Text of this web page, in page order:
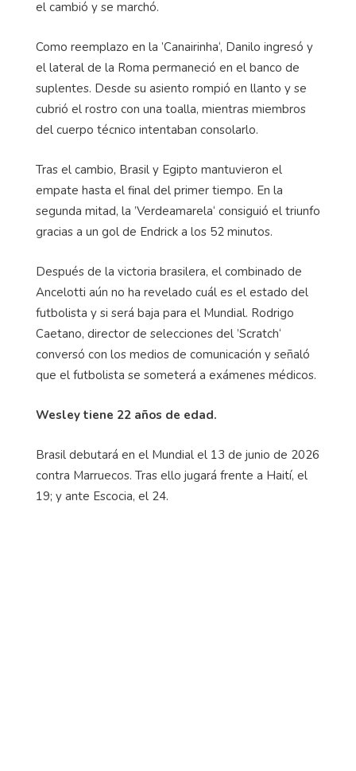
el cambió y se marchó.
Como reemplazo en la ’Canairinha‘, Danilo ingresó y
el lateral de la Roma permaneció en el banco de
suplentes. Desde su asiento rompió en llanto y se
cubrió el rostro con una toalla, mientras miembros
del cuerpo técnico intentaban consolarlo.
Tras el cambio, Brasil y Egipto mantuvieron el
empate hasta el final del primer tiempo. En la
segunda mitad, la ’Verdeamarela‘ consiguió el triunfo
gracias a un gol de Endrick a los 52 minutos.
Después de la victoria brasilera, el combinado de
Ancelotti aún no ha revelado cuál es el estado del
futbolista y si será baja para el Mundial. Rodrigo
Caetano, director de selecciones del ’Scratch‘
conversó con los medios de comunicación y señaló
que el futbolista se someterá a exámenes médicos.
Wesley tiene 22 años de edad.
Brasil debutará en el Mundial el 13 de junio de 2026
contra Marruecos. Tras ello jugará frente a Haití, el
19; y ante Escocia, el 24.